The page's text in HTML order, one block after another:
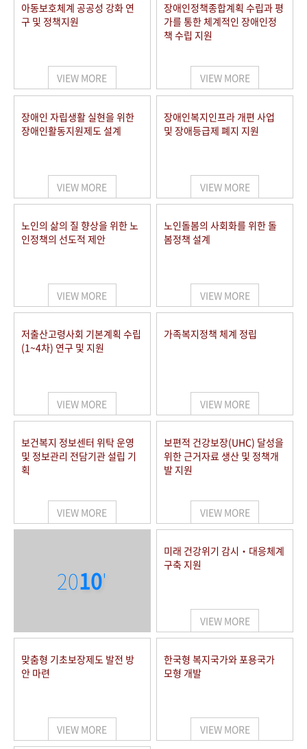
아동보호체계 공공성 강화 연
구 및 정책지원
VIEW MORE
장애인정책종합계획 수립과 평
가를 통한 체계적인 장애인정
책 수립 지원
VIEW MORE
장애인 자립생활 실현을 위한
장애인활동지원제도 설계
VIEW MORE
장애인복지인프라 개편 사업
및 장애등급제 폐지 지원
VIEW MORE
노인의 삶의 질 향상을 위한 노
인정책의 선도적 제안
VIEW MORE
노인돌봄의 사회화를 위한 돌
봄정책 설계
VIEW MORE
저출산고령사회 기본계획 수립
(1~4차) 연구 및 지원
VIEW MORE
가족복지정책 체계 정립
VIEW MORE
보건복지 정보센터 위탁 운영
및 정보관리 전담기관 설립 기
획
VIEW MORE
보편적 건강보장(UHC) 달성을
위한 근거자료 생산 및 정책개
발 지원
VIEW MORE
2010'
미래 건강위기 감시‧대응체계
구축 지원
VIEW MORE
맞춤형 기초보장제도 발전 방
안 마련
VIEW MORE
한국형 복지국가와 포용국가
모형 개발
VIEW MORE